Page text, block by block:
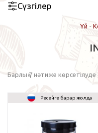
Сүзгілер
Үй -
Барлық 7 нәтиже көрсетілуде
Ресейге барар жолда